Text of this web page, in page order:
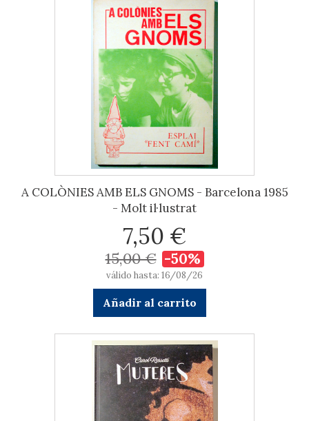
A COLÒNIES AMB ELS GNOMS - Barcelona 1985
- Molt il·lustrat
7,50 €
15,00 € -50%
válido hasta: 16/08/26
Añadir al carrito